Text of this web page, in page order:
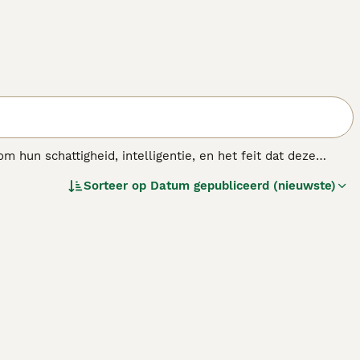
hun schattigheid, intelligentie, en het feit dat deze
die niets liever doen dan zo veel mogelijk tijd
Sorteer op Datum gepubliceerd (nieuwste)